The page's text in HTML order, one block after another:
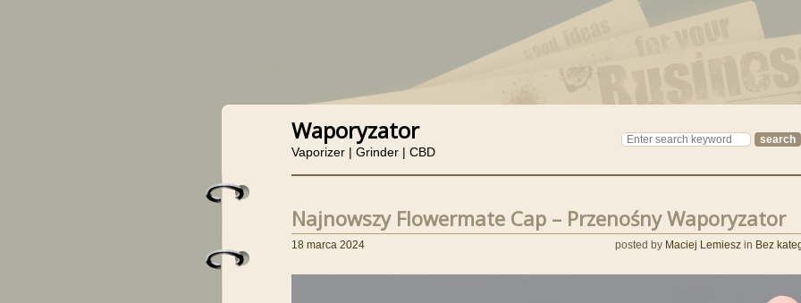
Waporyzator
Vaporizer | Grinder | CBD
Najnowszy Flowermate Cap – Przenośny Waporyzator
18 marca 2024 posted by Maciej Lemieszin Bez